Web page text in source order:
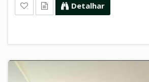
Detalhar